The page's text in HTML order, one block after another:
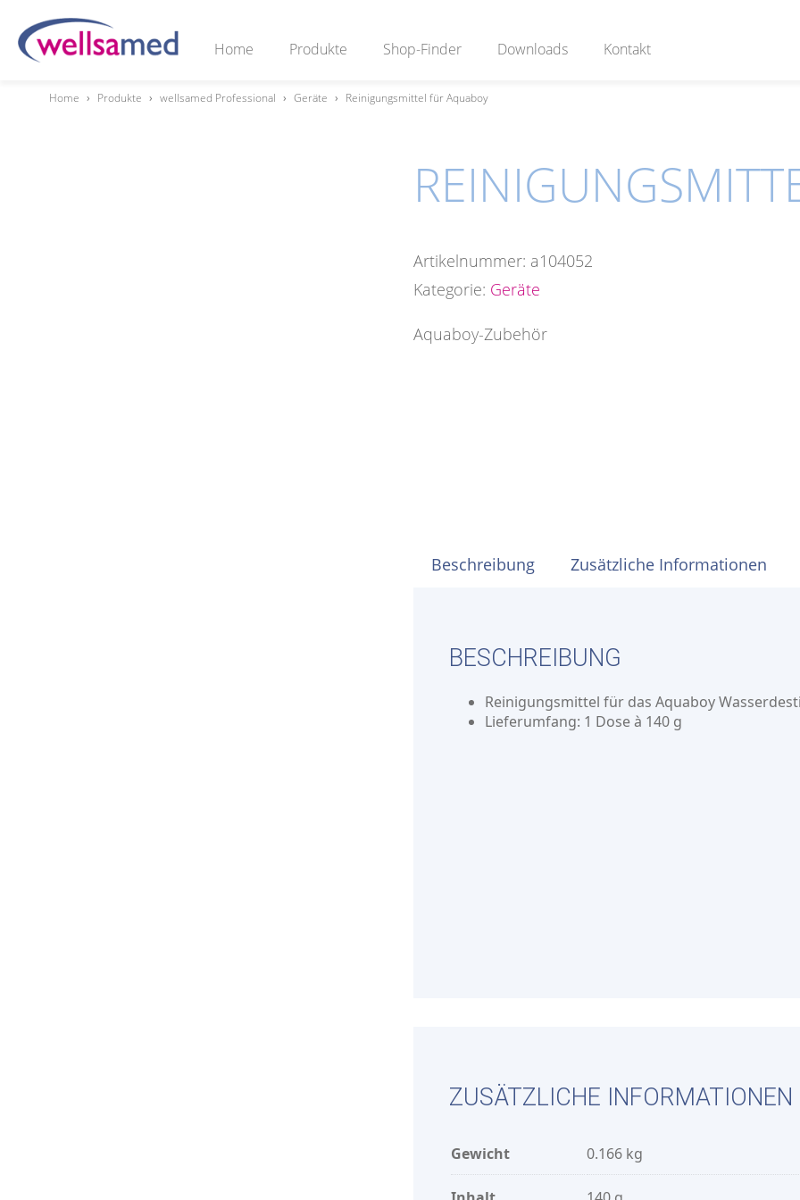
Home Produkte Shop-Finder Downloads Kontakt
Home › Produkte › wellsamed Professional › Geräte › Reinigungsmittel für Aquaboy
Artikelnummer: a104052
Kategorie: Geräte
Aquaboy-Zubehör
Beschreibung Zusätzliche Informationen
BESCHREIBUNG
Reinigungsmittel für das Aquaboy
Lieferumfang: 1 Dose à 140 g
ZUSÄTZLICHE INFORMATIONEN
Gewicht 0.166 kg